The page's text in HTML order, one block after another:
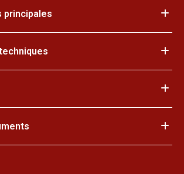
principales